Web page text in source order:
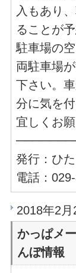
入もあり
ることが
駐車場の
両駐車場
下さい。
分に気を付
宜しくお
発行：ひ
電話：
2018年2
かっぱメ
んぼ情報